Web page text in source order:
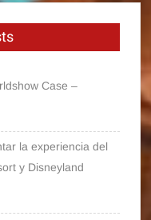
Case –
la experiencia del
y Disneyland